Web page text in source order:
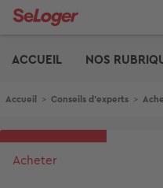
Aller
ACCUEIL
NOS
Fil d'Ariane
Accueil > Conseils d'experts >
Acheter